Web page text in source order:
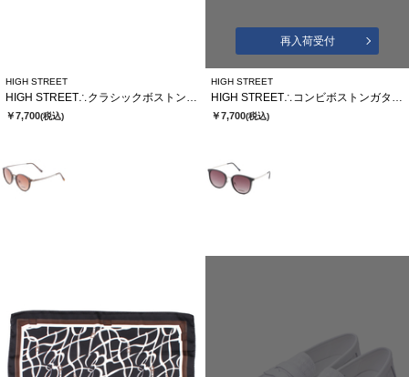
HIGH STREET
HIGH STREET∴クラシックボストンガタサングラス
￥7,700(税込)
再入荷受付
HIGH STREET
HIGH STREET∴コンビボストンガタサングラス
￥7,700(税込)